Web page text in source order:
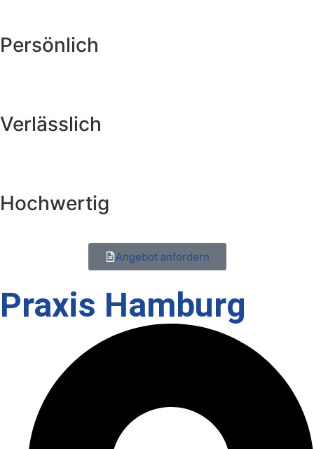
Persönlich
Verlässlich
Hochwertig
Angebot anfordern
Praxis Hamburg